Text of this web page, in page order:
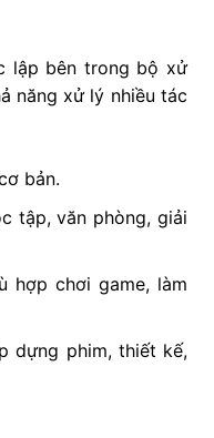
lập bên trong bộ xử
năng xử lý nhiều tác
bản.
tập, văn phòng, giải
hợp chơi game, làm
dựng phim, thiết kế,